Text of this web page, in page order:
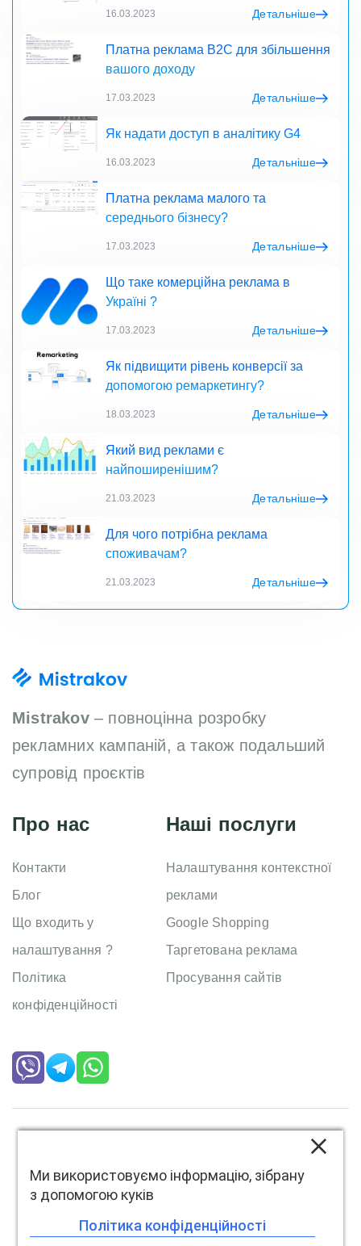
16.03.2023 Детальніше
Платна реклама B2C для збільшення
вашого доходу
17.03.2023 Детальніше
Як надати доступ в аналітику G4
16.03.2023 Детальніше
Платна реклама малого та
середнього бізнесу?
17.03.2023 Детальніше
Що таке комерційна реклама в
Україні ?
17.03.2023 Детальніше
Як підвищити рівень конверсії за
допомогою ремаркетингу?
18.03.2023 Детальніше
Який вид реклами є
найпоширенішим?
21.03.2023 Детальніше
Для чого потрібна реклама
споживачам?
21.03.2023 Детальніше
Mistrakov– повноцінна розробку
рекламних кампаній, а також подальший
супровід проєктів
Про нас
Контакти
Блог
Що входить у
налаштування ?
Політика
конфіденційності
Наші послуги
Налаштування контекстної
реклами
Google Shopping
Таргетована реклама
Просування сайтів
Ми використовуємо інформацію, зібрану
з допомогою куків
Політика конфіденційності